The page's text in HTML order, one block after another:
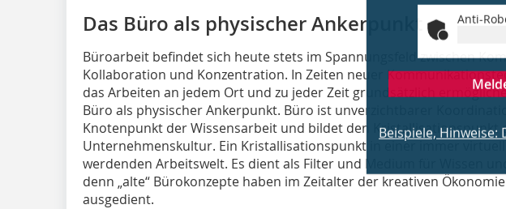
Das Büro als physischer Ankerpunkt
Büroarbeit befindet sich heute stets im Spannungsfeld zwischen
Kollaboration und Konzentration. In Zeiten neuer
das Arbeiten an jedem Ort und zu jeder Zeit grundsätzlich
Büro als physischer Ankerpunkt. Büro ist unverzichtbarer
Knotenpunkt der Wissensarbeit und bildet den Kristallisationspunkt
Unternehmenskultur. Ein Kristallisationspunkt in einer immer
werdenden Arbeitswelt. Es dient als Filter und Medium für Wissen
denn „alte“ Bürokonzepte haben im Zeitalter der kreativen
ausgedient.